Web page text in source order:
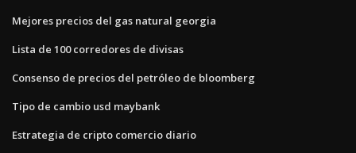
Mejores precios del gas natural georgia
Lista de 100 corredores de divisas
Consenso de precios del petróleo de bloomberg
Tipo de cambio usd maybank
Estrategia de cripto comercio diario